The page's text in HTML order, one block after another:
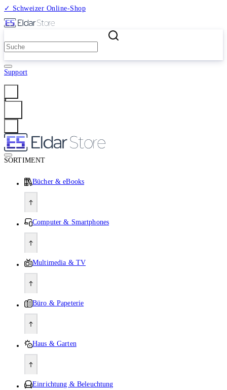
✓ Schweizer Online-Shop
Support
SORTIMENT
Bücher & eBooks
Computer & Smartphones
Multimedia & TV
Büro & Papeterie
Haus & Garten
Einrichtung & Beleuchtung